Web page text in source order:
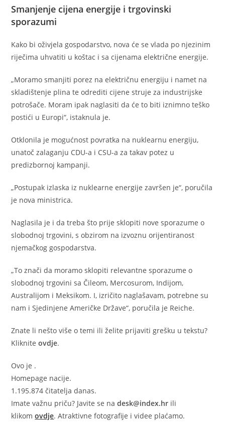
Smanjenje cijena energije i trgovinski
sporazumi
Kako bi oživjela gospodarstvo, nova će se vlada po njezinim
riječima uhvatiti u koštac i sa cijenama električne energije.
„Moramo smanjiti porez na električnu energiju i namet na
skladištenje plina te odrediti cijene struje za industrijske
potrošače. Moram ipak naglasiti da će to biti iznimno teško
postići u Europi“, istaknula je.
Otklonila je mogućnost povratka na nuklearnu energiju,
unatoč zalaganju CDU-a i CSU-a za takav potez u
predizbornoj kampanji.
„Postupak izlaska iz nuklearne energije završen je“, poručila
je nova ministrica.
Naglasila je i da treba što prije sklopiti nove sporazume o
slobodnoj trgovini, s obzirom na izvoznu orijentiranost
njemačkog gospodarstva.
„To znači da moramo sklopiti relevantne sporazume o
slobodnoj trgovini sa Čileom, Mercosurom, Indijom,
Australijom i Meksikom. I, izričito naglašavam, potrebne su
nam i Sjedinjene Američke Države“, poručila je Reiche.
Znate li nešto više o temi ili želite prijaviti grešku u tekstu?
Klikniteovdje.
Ovo je .
Homepage nacije.
1.195.874 čitatelja danas.
Imate važnu priču? Javite se nadesk@index.hr ili
klikomovdje. Atraktivne fotografije i videe plaćamo.